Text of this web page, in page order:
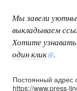
Мы завели
выкладываем
Хотите
один клик
.
Постоянный адрес
https://www.press-